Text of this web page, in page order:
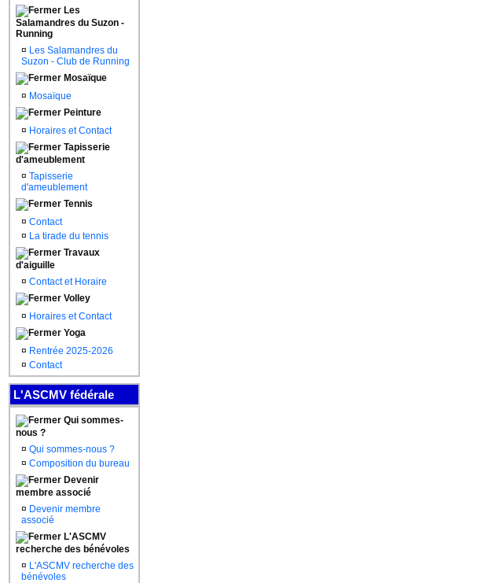
Les
Salamandres du Suzon -
Running
¤ Les Salamandres du
Suzon - Club de Running
Mosaïque
¤ Mosaïque
Peinture
¤ Horaires et Contact
Tapisserie
d'ameublement
¤ Tapisserie
d'ameublement
Tennis
¤ Contact
¤ La tirade du tennis
Travaux
d'aiguille
¤ Contact et Horaire
Volley
¤ Horaires et Contact
Yoga
¤ Rentrée 2025-2026
¤ Contact
L'ASCMV fédérale
Qui sommes-
nous ?
¤ Qui sommes-nous ?
¤ Composition du bureau
Devenir
membre associé
¤ Devenir membre
associé
L'ASCMV
recherche des bénévoles
¤ L'ASCMV recherche des
bénévoles